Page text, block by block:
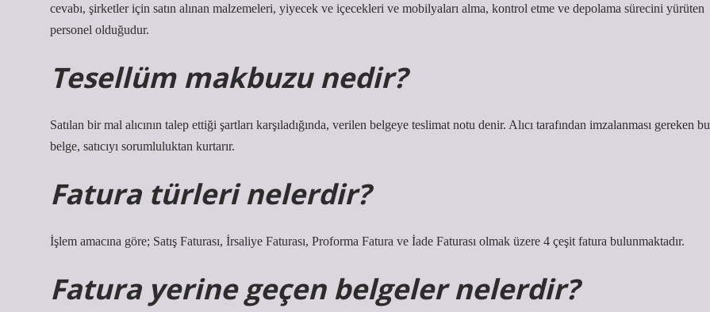
cevabı, şirketler için satın alınan malzemeleri, yiyecek ve içecekleri ve mobilyaları alma, kontrol etme ve depolama sürecini yürüten
personel olduğudur.
Tesellüm makbuzu nedir?
Satılan bir mal alıcının talep ettiği şartları karşıladığında, verilen belgeye teslimat notu denir. Alıcı tarafından imzalanması gereken bu
belge, satıcıyı sorumluluktan kurtarır.
Fatura türleri nelerdir?
İşlem amacına göre; Satış Faturası, İrsaliye Faturası, Proforma Fatura ve İade Faturası olmak üzere 4 çeşit fatura bulunmaktadır.
Fatura yerine geçen belgeler nelerdir?